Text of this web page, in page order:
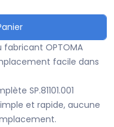
OPTOMA
facile dans
SP.81101.001
et rapide, aucune